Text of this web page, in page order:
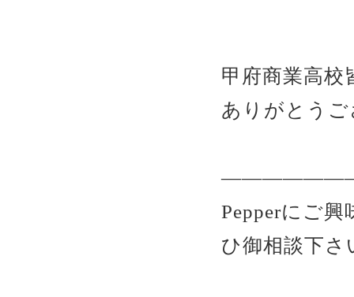
甲府商業高校
ありがとう
Pepperにご
ひ御相談下さ